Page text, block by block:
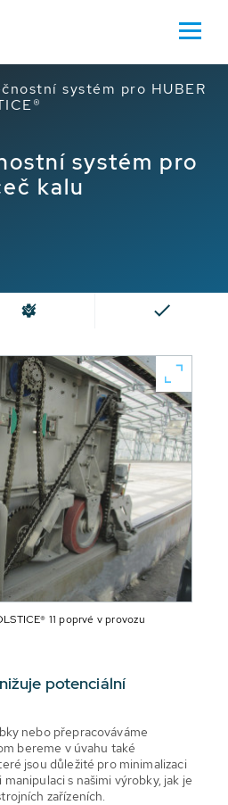
systém pro HUBER
systém pro
kalu
11 poprvé v provozu
potenciální
nebo přepracováváme
bereme v úvahu také
jsou důležité pro minimalizaci
s našimi výrobky, jak je
zařízeních.